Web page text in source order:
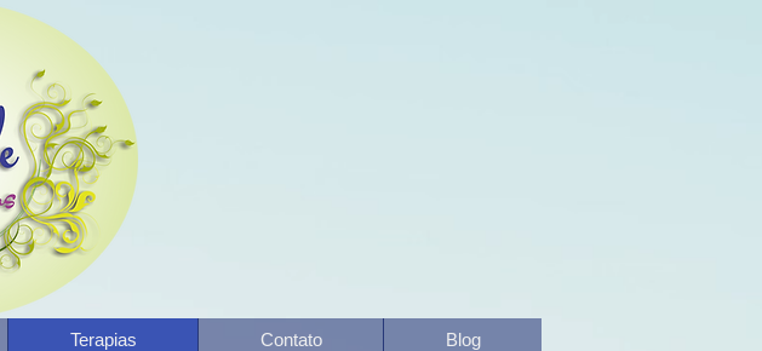
Terapias Contato Blog